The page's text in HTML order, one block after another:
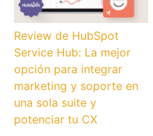
Review de HubSpot
Service Hub: La mejor
opción para integrar
marketing y soporte en
una sola suite y
potenciar tu CX